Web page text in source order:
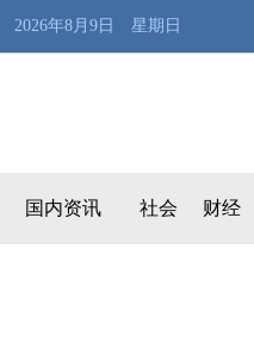
2026年8月9日 星期日
国内资讯 社会 财经